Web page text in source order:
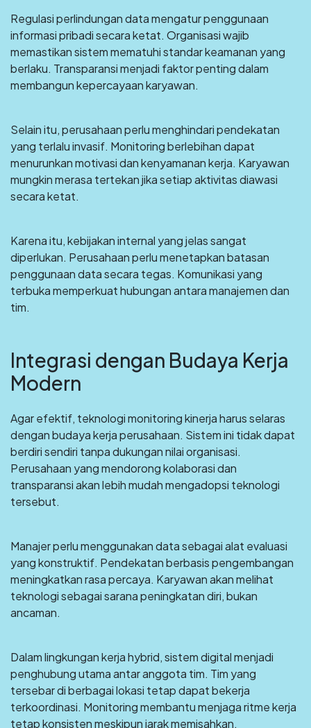
Regulasi perlindungan data mengatur penggunaan
informasi pribadi secara ketat. Organisasi wajib
memastikan sistem mematuhi standar keamanan yang
berlaku. Transparansi menjadi faktor penting dalam
membangun kepercayaan karyawan.
Selain itu, perusahaan perlu menghindari pendekatan
yang terlalu invasif. Monitoring berlebihan dapat
menurunkan motivasi dan kenyamanan kerja. Karyawan
mungkin merasa tertekan jika setiap aktivitas diawasi
secara ketat.
Karena itu, kebijakan internal yang jelas sangat
diperlukan. Perusahaan perlu menetapkan batasan
penggunaan data secara tegas. Komunikasi yang
terbuka memperkuat hubungan antara manajemen dan
tim.
Integrasi dengan Budaya Kerja
Modern
Agar efektif, teknologi monitoring kinerja harus selaras
dengan budaya kerja perusahaan. Sistem ini tidak dapat
berdiri sendiri tanpa dukungan nilai organisasi.
Perusahaan yang mendorong kolaborasi dan
transparansi akan lebih mudah mengadopsi teknologi
tersebut.
Manajer perlu menggunakan data sebagai alat evaluasi
yang konstruktif. Pendekatan berbasis pengembangan
meningkatkan rasa percaya. Karyawan akan melihat
teknologi sebagai sarana peningkatan diri, bukan
ancaman.
Dalam lingkungan kerja hybrid, sistem digital menjadi
penghubung utama antar anggota tim. Tim yang
tersebar di berbagai lokasi tetap dapat bekerja
terkoordinasi. Monitoring membantu menjaga ritme kerja
tetap konsisten meskipun jarak memisahkan.